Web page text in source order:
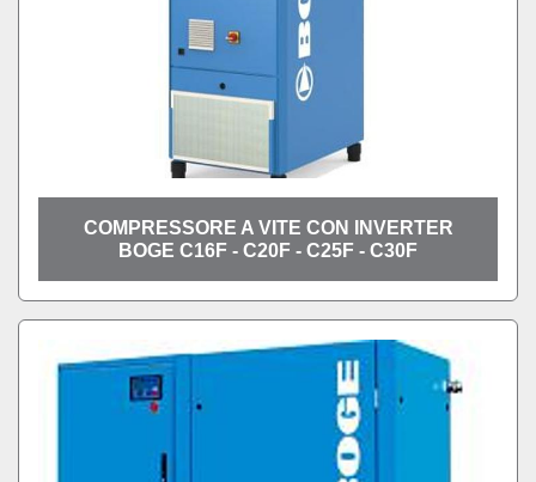
COMPRESSORE A VITE CON INVERTER
BOGE C16F - C20F - C25F - C30F